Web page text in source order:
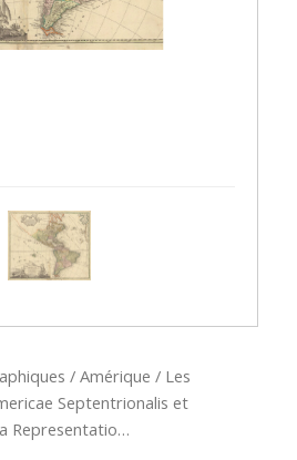
/ Amérique / Les
Septentrionalis et
Representatio…